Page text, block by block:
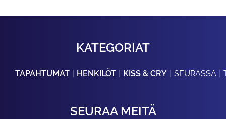
KATEGORIAT
TAPAHTUMAT HENKILÖT KISS & CRY SEURASSA
SEURAA MEITÄ